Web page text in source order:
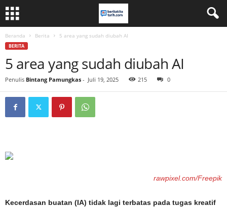
Beranda Berita 5 area yang sudah diubah AI
BERITA
5 area yang sudah diubah AI
Penulis Bintang Pamungkas - Juli 19, 2025 215 0
rawpixel.com/Freepik
Kecerdasan buatan (IA) tidak lagi terbatas pada tugas kreatif